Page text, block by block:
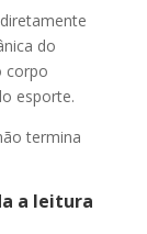
do
corpo
esporte.
termina
a leitura